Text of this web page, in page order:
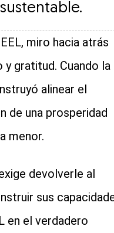
miro hacia atrás
gratitud. Cuando la
alinear el
de una prosperidad
menor.
devolverle al
sus
en el verdadero